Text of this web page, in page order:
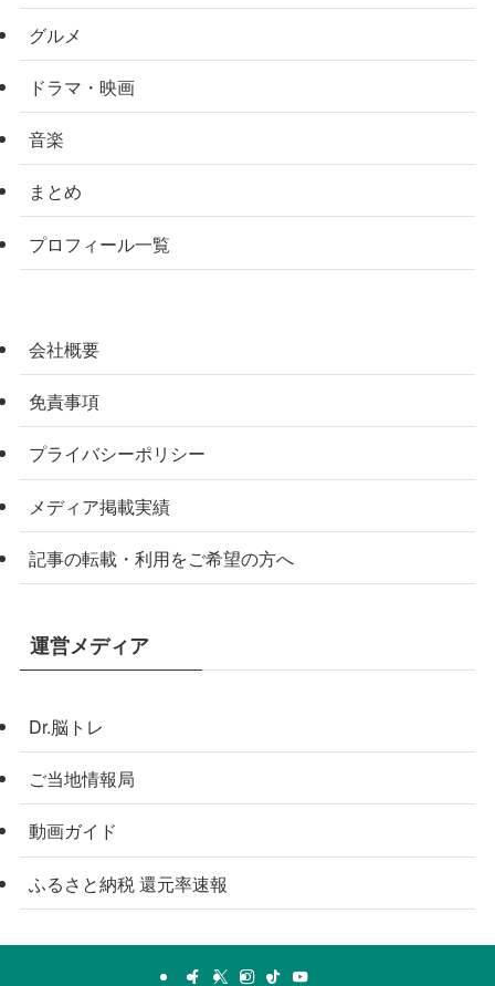
グルメ
ドラマ・映画
音楽
まとめ
プロフィール一覧
会社概要
免責事項
プライバシーポリシー
メディア掲載実績
記事の転載・利用をご希望の方へ
運営メディア
Dr.脳トレ
ご当地情報局
動画ガイド
ふるさと納税 還元率速報